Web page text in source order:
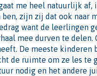
me heel natuurlijk af,
ben, zijn zij dat ook naar
want de leerlingen
mee durven te
De meeste kinderen
de ruimte om ze les te
nodig en het andere